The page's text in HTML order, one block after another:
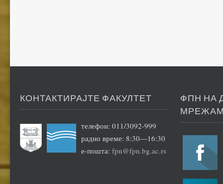
КОНТАКТИРАЈТЕ ФАКУЛТЕТ
телефон: 011/3092-999
радно време: 8:30—16:30
е-пошта:fpn@fpn.bg.ac.rs
ФПН НА